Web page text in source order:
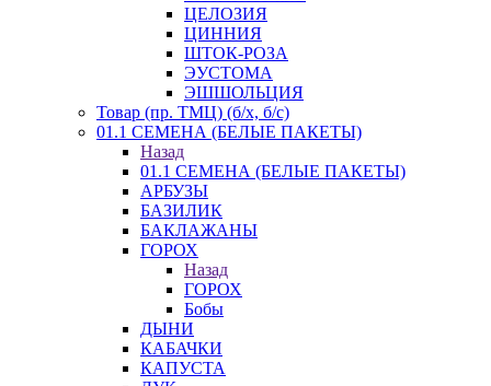
ЦЕЛОЗИЯ
ЦИННИЯ
ШТОК-РОЗА
ЭУСТОМА
ЭШШОЛЬЦИЯ
Товар (пр. ТМЦ) (б/х, б/с)
01.1 СЕМЕНА (БЕЛЫЕ ПАКЕТЫ)
Назад
01.1 СЕМЕНА (БЕЛЫЕ ПАКЕТЫ)
АРБУЗЫ
БАЗИЛИК
БАКЛАЖАНЫ
ГОРОХ
Назад
ГОРОХ
Бобы
ДЫНИ
КАБАЧКИ
КАПУСТА